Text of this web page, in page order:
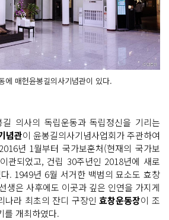
에 매헌윤봉길의사기념관이 있다.
의사의 독립운동과 독립정신을 기리는
념관이 윤봉길의사기념사업회가 주관하여
년 1월부터 국가보훈처(현재의 국가보
관되었고, 건립 30주년인 2018년에 새로
. 1949년 6월 서거한 백범의 묘소도 효창
생은 사후에도 이곳과 깊은 인연을 가지게
나라 최초의 잔디 구장인효창운동장이 조
를 개최하였다.